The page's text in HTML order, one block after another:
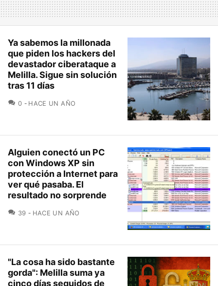
Ya sabemos la millonada
que piden los hackers del
devastador ciberataque a
Melilla. Sigue sin solución
tras 11 días
0 COMENTARIOS
HACE UN AÑO
Alguien conectó un PC
con Windows XP sin
protección a Internet para
ver qué pasaba. El
resultado no sorprende
39 COMENTARIOS
HACE UN AÑO
"La cosa ha sido bastante
gorda": Melilla suma ya
cinco días seguidos de